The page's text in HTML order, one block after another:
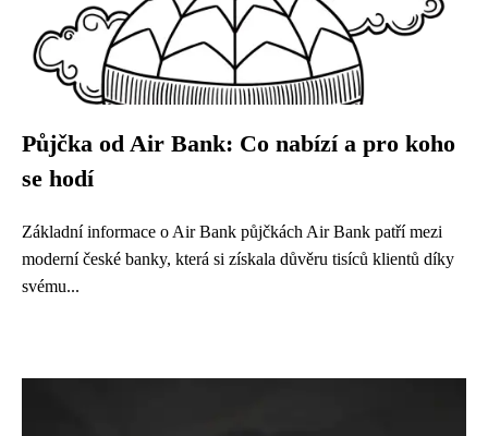
Půjčka od Air Bank: Co nabízí a pro koho
se hodí
Základní informace o Air Bank půjčkách Air Bank patří mezi
moderní české banky, která si získala důvěru tisíců klientů díky
svému...